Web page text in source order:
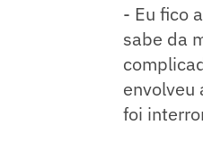
- Eu fico
sabe da
envolveu
foi